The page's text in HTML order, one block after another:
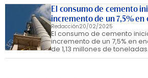
El consumo de cemento
incremento de un 7,5% en
Redacción20/02/2025
El consumo de cemento
incremento de un 7,5% en
de 1,13 millones de toneladas.